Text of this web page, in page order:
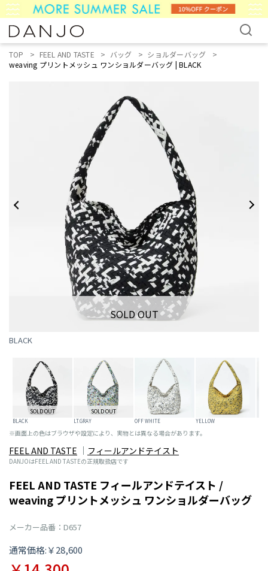
TOP FEEL AND TASTE バッグ
ショルダーバッグ
weaving プリントメッシュ ワンショルダーバッグ | BLACK
SOLD OUT
BLACK
SOLD OUT
BLACK
SOLD OUT
LT.GRAY OFF WHITE YELLOW
※画面上の色はブラウザや設定により、実物とは異なる場合があります。
FEEL AND TASTE フィールアンドテイスト
DANJOはFEEL AND TASTEの正規取扱店です
FEEL AND TASTE フィールアンドテイスト /
weaving プリントメッシュ ワンショルダーバッグ
メーカー品番：D657
通常価格:￥28,600